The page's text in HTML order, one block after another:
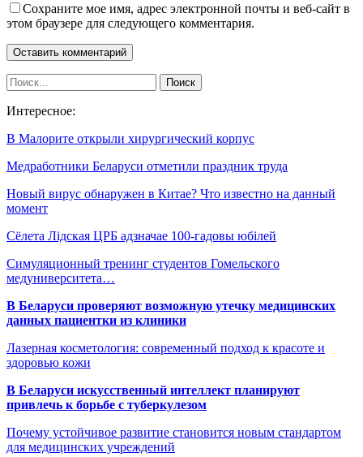
Сохраните мое имя, адрес электронной почты и веб-сайт в
этом браузере для следующего комментария.
Интересное:
В Малорите открыли хирургический корпус
Медработники Беларуси отметили праздник труда
Новый вирус обнаружен в Китае? Что известно на данный
момент
Сёлета Лідская ЦРБ адзначае 100-гадовы юбілей
Симуляционный тренинг студентов Гомельского
медуниверситета…
В Беларуси проверяют возможную утечку медицинских
данных пациентки из клиники
Лазерная косметология: современный подход к красоте и
здоровью кожи
В Беларуси искусственный интеллект планируют
привлечь к борьбе с туберкулезом
Почему устойчивое развитие становится новым стандартом
для медицинских учреждений